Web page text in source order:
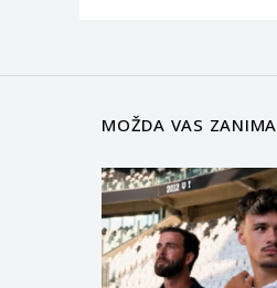
MOŽDA VAS ZANIMA